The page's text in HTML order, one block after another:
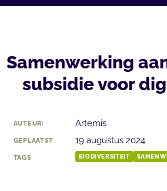
Samenwerking
subsidie voor
AUTEUR: Artemis
GEPLAATST 19 augustus 2024
TAGS BIODIVERSITEIT